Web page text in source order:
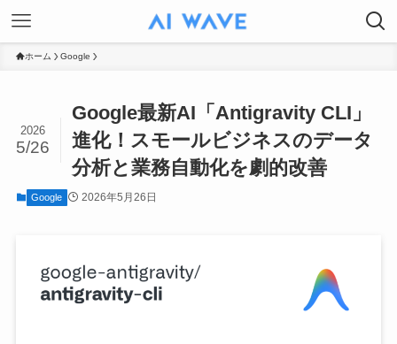
ホーム Google
Google最新AI「Antigravity CLI」
進化！スモールビジネスのデータ
分析と業務自動化を劇的改善
2026
5/26
Google 2026年5月26日